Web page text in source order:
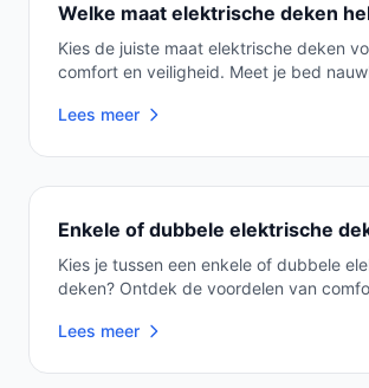
Welke maat elektrische deken
Kies de juiste maat elektrische deken
comfort en veiligheid. Meet je bed
Lees meer
Enkele of dubbele elektrische
Kies je tussen een enkele of dubbele
deken? Ontdek de voordelen van
Lees meer